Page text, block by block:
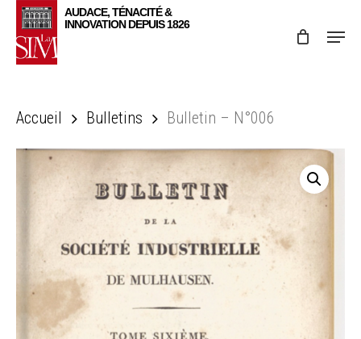
Skip
main
Menu
Accueil Bulletins Bulletin – N°006